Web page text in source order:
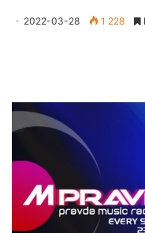
2022-03-28 1 228